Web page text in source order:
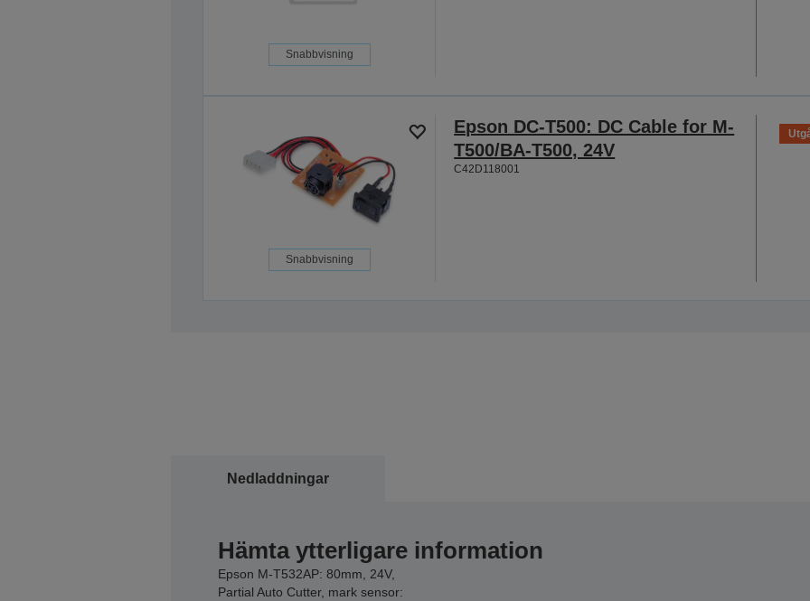
Snabbvisning
Snabbvisning
Epson DC-T500: DC Cable for M-
T500/BA-T500, 24V
C42D118001
Nedladdningar
Hämta ytterligare information
Epson M-T532AP: 80mm, 24V,
Partial Auto Cutter, mark sensor: